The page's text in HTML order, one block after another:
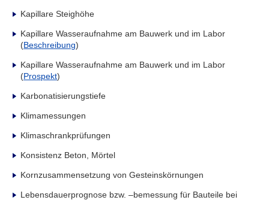
Kapillare Steighöhe
Kapillare Wasseraufnahme am Bauwerk und im Labor
(Beschreibung)
Kapillare Wasseraufnahme am Bauwerk und im Labor
(Prospekt)
Karbonatisierungstiefe
Klimamessungen
Klimaschrankprüfungen
Konsistenz Beton, Mörtel
Kornzusammensetzung von Gesteinskörnungen
Lebensdauerprognose bzw. –bemessung für Bauteile bei